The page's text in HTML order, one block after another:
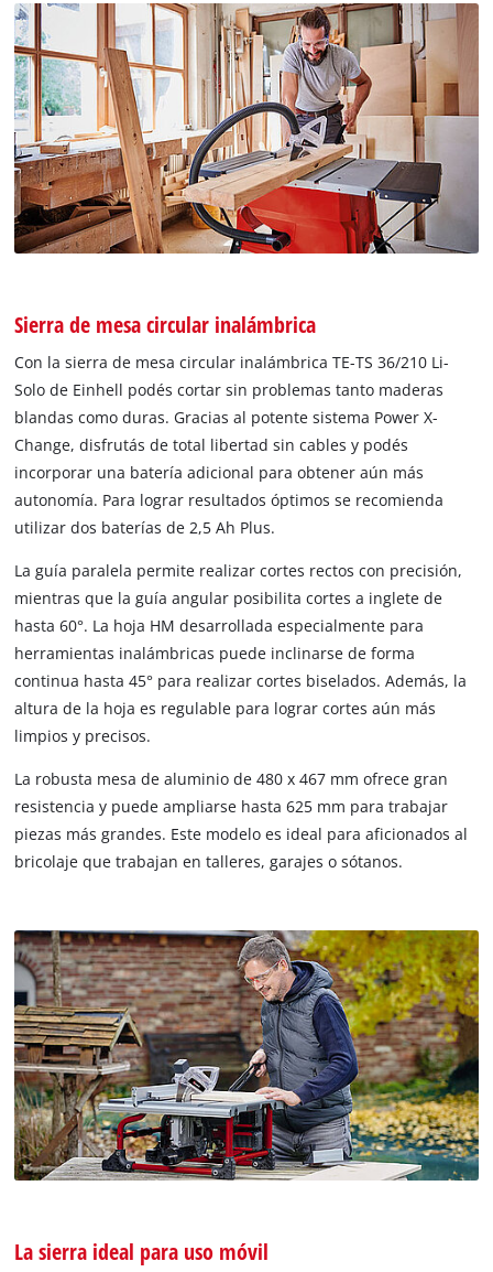
Sierra de mesa circular inalámbrica
Con la sierra de mesa circular inalámbrica TE-TS 36/210 Li-
Solo de Einhell podés cortar sin problemas tanto maderas
blandas como duras. Gracias al potente sistema Power X-
Change, disfrutás de total libertad sin cables y podés
incorporar una batería adicional para obtener aún más
autonomía. Para lograr resultados óptimos se recomienda
utilizar dos baterías de 2,5 Ah Plus.
La guía paralela permite realizar cortes rectos con precisión,
mientras que la guía angular posibilita cortes a inglete de
hasta 60°. La hoja HM desarrollada especialmente para
herramientas inalámbricas puede inclinarse de forma
continua hasta 45° para realizar cortes biselados. Además, la
altura de la hoja es regulable para lograr cortes aún más
limpios y precisos.
La robusta mesa de aluminio de 480 x 467 mm ofrece gran
resistencia y puede ampliarse hasta 625 mm para trabajar
piezas más grandes. Este modelo es ideal para aficionados al
bricolaje que trabajan en talleres, garajes o sótanos.
La sierra ideal para uso móvil